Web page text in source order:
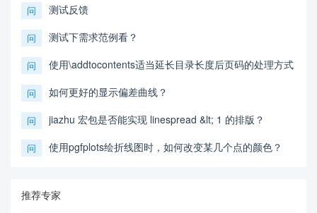
问 测试反馈
问 测试下需求范例看？
问 使用\addtocontents适当延长目录长度后页码的处理方式
问 如何更好的显示偏差曲线？
问 jiazhu 宏包是否能实现 linespread &lt; 1 的排版？
问 使用pgfplots绘折线图时，如何改变某几个点的颜色？
推荐专家